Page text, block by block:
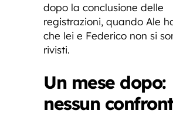
dopo la conclusione delle
registrazioni, quando Ale
che lei e Federico non si
rivisti.
Un mese dopo:
nessun